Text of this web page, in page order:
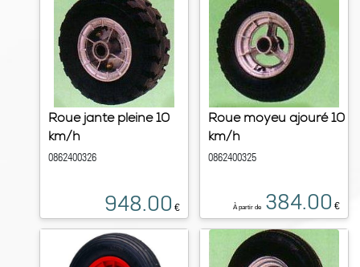
Roue jante pleine 10
km/h
0862400326
948.00 €
Roue moyeu ajouré 10
km/h
0862400325
À partir de 384.00 €